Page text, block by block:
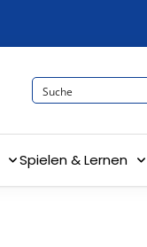
Spielen & Lernen